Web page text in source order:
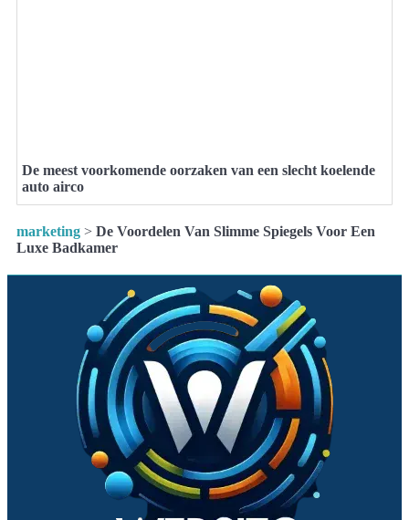
De meest voorkomende oorzaken van een slecht koelende
auto airco
marketing > De Voordelen Van Slimme Spiegels Voor Een
Luxe Badkamer